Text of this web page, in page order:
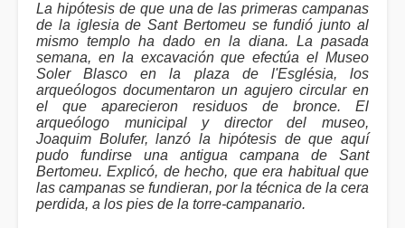
La hipótesis de que una de las primeras campanas
de la iglesia de Sant Bertomeu se fundió junto al
mismo templo ha dado en la diana. La pasada
semana, en la excavación que efectúa el Museo
Soler Blasco en la plaza de l'Església, los
arqueólogos documentaron un agujero circular en
el que aparecieron residuos de bronce. El
arqueólogo municipal y director del museo,
Joaquim Bolufer, lanzó la hipótesis de que aquí
pudo fundirse una antigua campana de Sant
Bertomeu. Explicó, de hecho, que era habitual que
las campanas se fundieran, por la técnica de la cera
perdida, a los pies de la torre-campanario.